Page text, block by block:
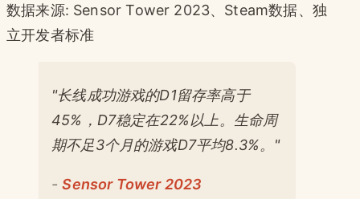
数据来源: Sensor Tower 2023、Steam数据、独
立开发者标准
"长线成功游戏的D1留存率高于
45%，D7稳定在22%以上。生命周
期不足3个月的游戏D7平均8.3%。"
-Sensor Tower 2023